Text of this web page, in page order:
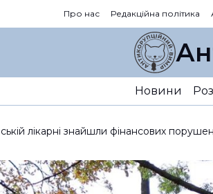
Про нас Редакційна політика
Новини
лікарні знайшли фінансових